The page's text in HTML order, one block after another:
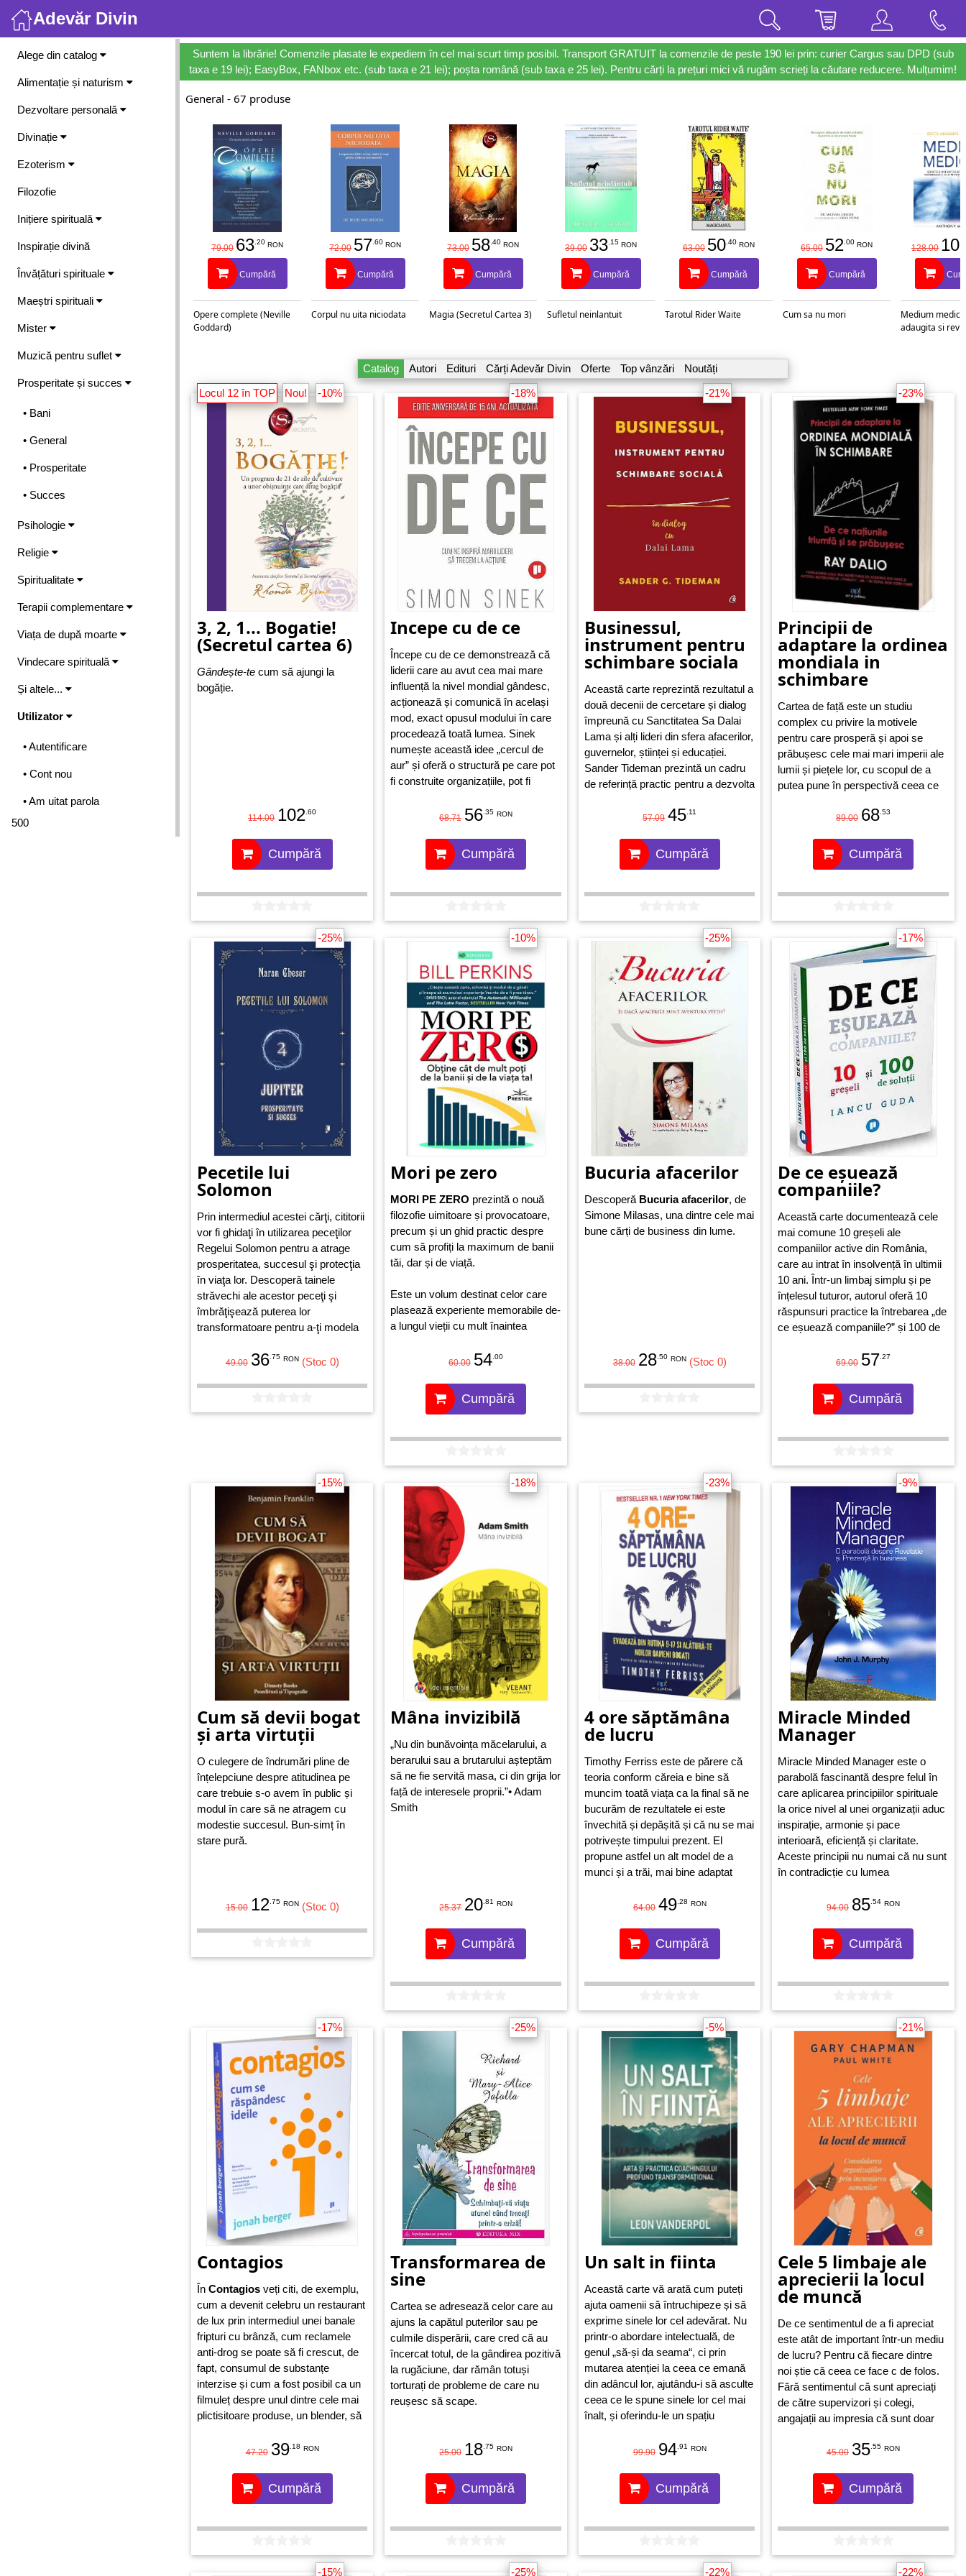
Adevăr Divin
Meniu
Alege din catalog
Alimentație și naturism
Dezvoltare personală
Divinație
Ezoterism
Filozofie
Inițiere spirituală
Inspirație divină
Învățături spirituale
Maeștri spirituali
Mister
Muzică pentru suflet
Prosperitate și succes
• Bani
• General
• Prosperitate
• Succes
Psihologie
Religie
Spiritualitate
Terapii complementare
Viața de după moarte
Vindecare spirituală
Și altele...
Utilizator
• Autentificare
• Cont nou
• Am uitat parola
500
Suntem la librărie! Comenzile plasate le expediem în cel mai scurt timp posibil. Transport GRATUIT la comenzile de peste 190 lei prin: curier Cargus sau DPD (sub
taxa e 19 lei); EasyBox, FANbox etc. (sub taxa e 21 lei); poșta română (sub taxa e 25 lei). Pentru cărți la prețuri mici vă rugăm scrieți la căutare reducere. Mulțumim!
General - 67 produse
79.00 63 .20 RON
Cumpără
Opere complete (Neville
Goddard)
72.00 57 .60 RON
Cumpără
Corpul nu uita niciodata
73.00 58 .40 RON
Cumpără
Magia (Secretul Cartea 3)
39.00 33 .15 RON
Cumpără
Sufletul neinlantuit
63.00 50 .40 RON
Cumpără
Tarotul Rider Waite
65.00 52 .00 RON
Cumpără
Cum sa nu mori
128.00
Medium
adaugita si
Catalog Autori Edituri Cărți Adevăr Divin Oferte Top vânzări
Noutăți
-10%
Nou!
Locul 12 în TOP
3, 2, 1... Bogatie!
(Secretul cartea 6)
Gândește-te cum să ajungi la
bogăție.
114.00 102 .60
Cumpără
-18%
Incepe cu de ce
Începe cu de ce demonstrează că
liderii care au avut cea mai mare
influență la nivel mondial gândesc,
acționează și comunică în același
mod, exact opusul modului în care
procedează toată lumea. Sinek
numește această idee „cercul de
aur” și oferă o structură pe care pot
fi construite organizațiile, pot fi
oamenii. Iar totul începe cu
68.71 56 .35 RON
Cumpără
-21%
Businessul,
instrument pentru
schimbare sociala
Această carte reprezintă rezultatul a
două decenii de cercetare și dialog
împreună cu Sanctitatea Sa Dalai
Lama și alți lideri din sfera afacerilor,
guvernelor, științei și educației.
Sander Tideman prezintă un cadru
de referință practic pentru a dezvolta
leadershipul social în business, care
economice și de mediu într-o lume
aflată într-o continuă spirală a
57.09 45 .11
Cumpără
-23%
Principii de
adaptare la ordinea
mondiala in
schimbare
Cartea de față este un studiu
complex cu privire la motivele
pentru care prosperă și apoi se
prăbușesc cele mai mari imperii ale
lumii și piețele lor, cu scopul de a
putea pune în perspectivă ceea ce
gestiona mai ușor evenimentele
asemenea schimbările importante
pe care le suferă în prezent ordinea
schimbări similare din trecutul
stat la baza lor, pentru a putea
astfel, pe baza acestor observații,
să anticipăm cum va evolua lumea
în viitor.
89.00 68 .53
Cumpără
-25%
Pecetile lui
Solomon
Prin intermediul acestei cărţi, cititorii
vor fi ghidaţi în utilizarea peceţilor
Regelui Solomon pentru a atrage
prosperitatea, succesul şi protecţia
în viaţa lor. Descoperă tainele
străvechi ale acestor peceţi şi
îmbrăţişează puterea lor
transformatoare pentru a-ţi modela
şi aspiraţiile tale cele mai profunde.
49.00 36 .75 RON (Stoc 0)
-10%
Mori pe zero
MORI PE ZERO prezintă o nouă
filozofie uimitoare și provocatoare,
precum și un ghid practic despre
cum să profiți la maximum de banii
tăi, dar și de viață.
Este un volum destinat celor care
plasează experiente memorabile de-
a lungul vieții cu mult înaintea
așa numiților ,,ani de pensie''.
60.00 54 .00
Cumpără
-25%
Bucuria afacerilor
Descoperă Bucuria afacerilor, de
Simone Milasas, una dintre cele mai
bune cărți de business din lume.
38.00 28 .50 RON (Stoc 0)
-17%
De ce eșuează
companiile?
Această carte documentează cele
mai comune 10 greșeli ale
companiilor active din România,
care au intrat în insolvență în ultimii
10 ani. Într-un limbaj simplu și pe
înțelesul tuturor, autorul oferă 10
răspunsuri practice la întrebarea „de
ce eșuează companiile?” și 100 de
acestora. Recomandările de la
de bune practici pentru dezvoltarea
sănătoasă a propriei companii sau
partenerilor de afaceri.
69.00 57 .27
Cumpără
-15%
Cum să devii bogat
și arta virtuții
O culegere de îndrumări pline de
înțelepciune despre atitudinea pe
care trebuie s-o avem în public și
modul în care să ne atragem cu
modestie succesul. Bun-simț în
stare pură.
15.00 12 .75 RON (Stoc 0)
-18%
Mâna invizibilă
„Nu din bunăvoința măcelarului, a
berarului sau a brutarului așteptăm
să ne fie servită masa, ci din grija lor
față de interesele proprii.”• Adam
Smith
25.37 20 .81 RON
Cumpără
-23%
4 ore săptămâna
de lucru
Timothy Ferriss este de părere că
teoria conform căreia e bine să
muncim toată viața ca la final să ne
bucurăm de rezultatele ei este
învechită și depășită și că nu se mai
potrivește timpului prezent. El
propune astfel un alt model de a
munci și a trăi, mai bine adaptat
ajunge la performanța de4 ore –
Urmând acești 4 pași propuși de
64.00 49.28 RON
Cumpără
-9%
Miracle Minded
Manager
Miracle Minded Manager este o
parabolă fascinantă despre felul în
care aplicarea principiilor spirituale
la orice nivel al unei organizații aduc
inspirație, armonie și pace
interioară, eficiență și claritate.
Aceste principii nu numai că nu sunt
în contradicție cu lumea
organizațiilor, oamenii și lumea,
frica, separarea, auto-limitarea și
auto-sabotajul.
94.00 85 .54 RON
Cumpără
-17%
Contagios
În Contagios veți citi, de exemplu,
cum a devenit celebru un restaurant
de lux prin intermediul unei banale
fripturi cu brânză, cum reclamele
anti-drog se poate să fi crescut, de
fapt, consumul de substanțe
interzise și cum a fost posibil ca un
filmuleț despre unul dintre cele mai
plictisitoare produse, un blender, să
47.20 39.18 RON
Cumpără
-25%
Transformarea de
sine
Cartea se adresează celor care au
ajuns la capătul puterilor sau pe
culmile disperării, care cred că au
încercat totul, de la gândirea pozitivă
la rugăciune, dar rămân totuși
torturați de probleme de care nu
reușesc să scape.
25.00 18 .75 RON
Cumpără
-5%
Un salt in fiinta
Această carte vă arată cum puteți
ajuta oamenii să întruchipeze și să
exprime sinele lor cel adevărat. Nu
printr-o abordare intelectuală, de
genul „să-și da seama“, ci prin
mutarea atenției la ceea ce emană
din adâncul lor, ajutându-i să asculte
ceea ce le spune sinele lor cel mai
înalt, și oferindu-le un spațiu
transforme. Atunci, paradigma lor
radical felul în care se
experimentează pe ei și lumea din
99.90 94 .91 RON
Cumpără
-21%
Cele 5 limbaje ale
aprecierii la locul
de muncă
De ce sentimentul de a fi apreciat
este atât de important într-un mediu
de lucru? Pentru că fiecare dintre
noi știe că ceea ce face c de folos.
Fără sentimentul că sunt apreciați
de către supervizori și colegi,
angajații au impresia că sunt doar
45.00 35 .55 RON
Cumpără
-15% -25% -22% -22%